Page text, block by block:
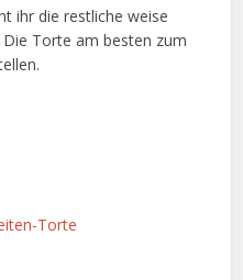
ihr die restliche weise
Torte am besten zum